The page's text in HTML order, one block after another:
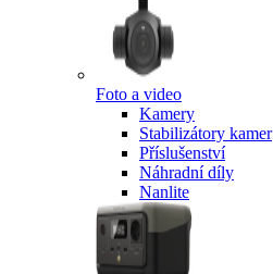
Foto a video
Kamery
Stabilizátory kamer
Příslušenství
Náhradní díly
Nanlite